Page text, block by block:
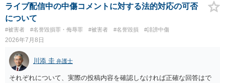
していたことを伝えるのと同じ効果をもちます。もちろん不倫はよく
ないことですが、それを別の方（とりわけ、女性にとって最も知られ
たくない相手である夫）に事実上であれ伝えることは別の法的問題
（プライバシー権侵害の問題）が発生します。
ライブ配信中の中傷コメントに対する法的対応の可否
について
#被害者 #名誉毀損罪・侮辱罪 #被害者 #名誉毀損 #誹謗中傷
2026年7月8日
川添 圭 弁護士
それぞれについて、実際の投稿内容を確認しなければ正確な回答はで